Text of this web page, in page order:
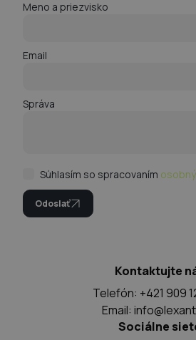
Meno a priezvisko
Email
Správa
Súhlasím so spracovaním
Odoslať
Kontaktujte
Telefón: +421 909
Email:
Sociálne